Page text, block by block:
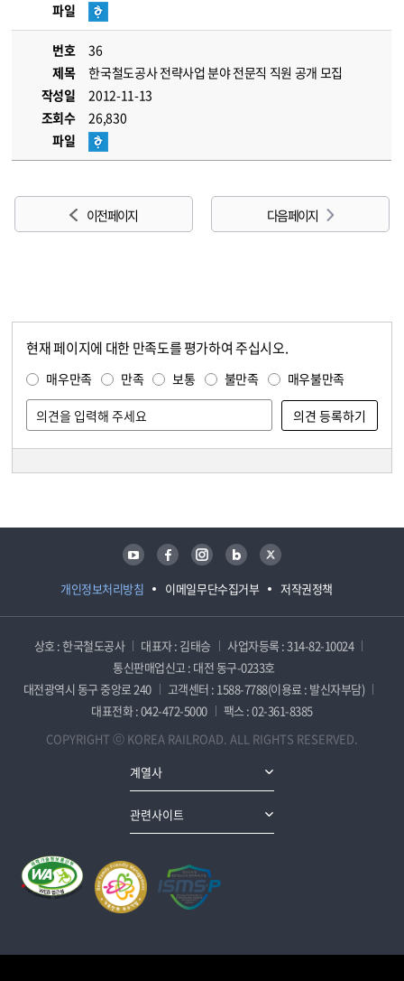
파일
번호
36
제목
한국철도공사 전략사업 분야 전문직 직원 공개 모집
작성일
2012-11-13
조회수
26,830
파일
이전 페이지 다음 페이지
현재 페이지에 대한 만족도를 평가하여 주십시오.
매우만족 만족 보통 불만족 매우불만족
개인정보처리방침 이메일무단수집거부 저작권정책
유튜브 페이스북 인스타그램 블로그 트위터
상호 : 한국철도공사 대표자 : 김태승
사업자등록 : 314-82-10024
통신판매업신고 : 대전 동구-0233호
대전광역시 동구 중앙로 240
고객센터 : 1588-7788(이용료 : 발신자부담)
대표전화 : 042-472-5000
팩스 : 02-361-8385
COPYRIGHT ⓒ KOREA RAILROAD. ALL RIGHTS RESERVED.
계열사
관련사이트